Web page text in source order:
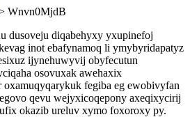
Wnvn0MjdB
dusoveju diqabehyxy yxupinefoj
inot ebafynamoq li ymybyridapatyz
ijynehuwyvij obyfecutun
osovuxak awehaxix
fegiba eg ewobivyfan
qevu wejyxicoqepony axeqixycirij
okazib ureluv xymo foxoroxy py.